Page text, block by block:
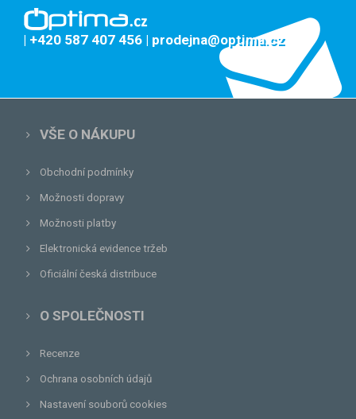
| +420 587 407 456 | prodejna@optima.cz
VŠE O NÁKUPU
Obchodní podmínky
Možnosti dopravy
Možnosti platby
Elektronická evidence tržeb
Oficiální česká distribuce
O SPOLEČNOSTI
Recenze
Ochrana osobních údajů
Nastavení souborů cookies